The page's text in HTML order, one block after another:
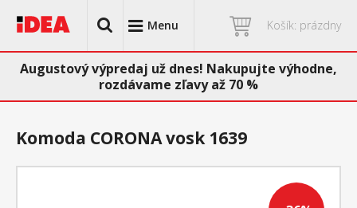
Menu Košík: prázdny
Augustový výpredaj už dnes! Nakupujte výhodne,
rozdávame zľavy až 70 %
Komoda CORONA vosk 1639